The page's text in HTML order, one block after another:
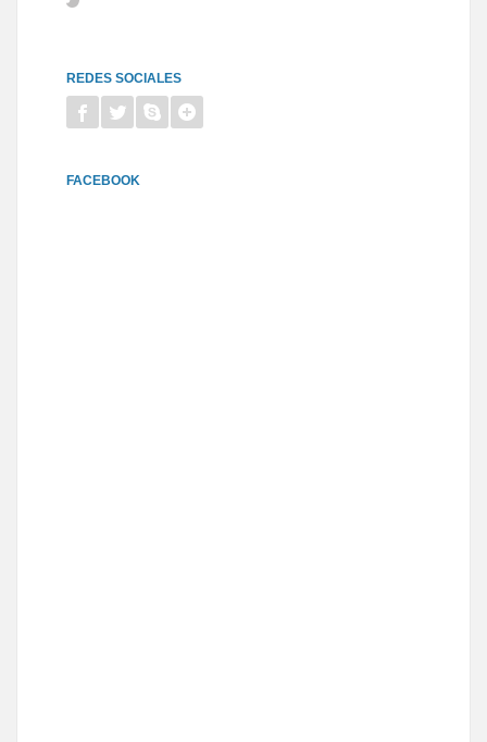
REDES SOCIALES
FACEBOOK